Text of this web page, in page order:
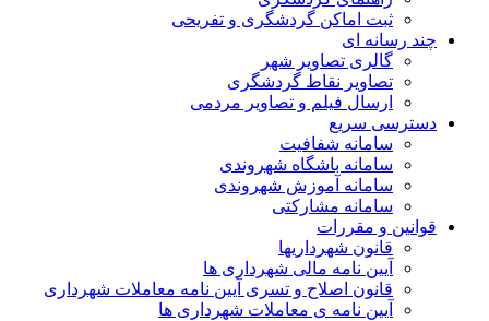
ثبت اماکن گردشگری و تفریحی
چند رسانه ای
گالری تصاویر شهر
تصاویر نقاط گردشگری
ارسال فیلم و تصاویر مردمی
دسترسی سریع
سامانه شفافیت
سامانه باشگاه شهروندی
سامانه آموزش شهروندی
سامانه مشارکتی
قوانین و مقررات
قانون شهرداریها
آیین نامه مالی شهرداری ها
قانون اصلاح و تسری آیین نامه معاملات شهرداری
آیین نامه ی معاملات شهرداری ها